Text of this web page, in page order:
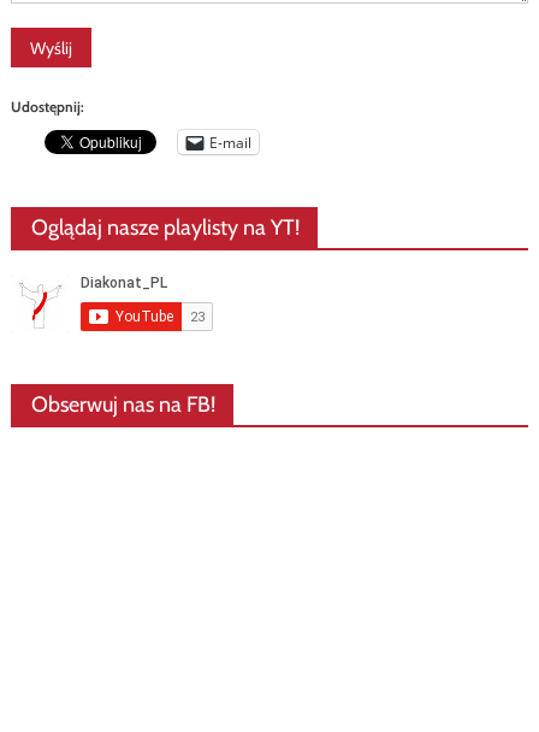
Udostępnij:
E-mail
Oglądaj nasze playlisty na YT!
Obserwuj nas na FB!